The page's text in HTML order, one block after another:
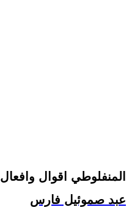
المنفلوطي اقوال وافعال
عبد صموئيل فارس